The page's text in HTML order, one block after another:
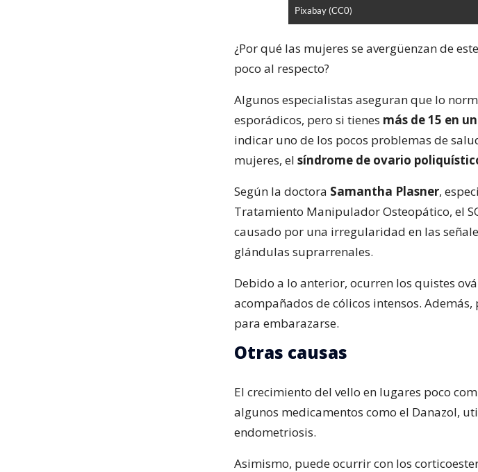
Pixabay (CC0)
¿Por qué las mujeres se avergüenzan de
poco al respecto?
Algunos especialistas aseguran que lo
esporádicos, pero si tienes más de 15 en
indicar uno de los pocos problemas de
mujeres, el síndrome de ovario
Según la doctora Samantha Plasner,
Tratamiento Manipulador Osteopático, el
causado por una irregularidad en las
glándulas suprarrenales.
Debido a lo anterior, ocurren los quistes
acompañados de cólicos intensos.
para embarazarse.
Otras causas
El crecimiento del vello en lugares poco
algunos medicamentos como el Danazol,
endometriosis.
Asimismo, puede ocurrir con los